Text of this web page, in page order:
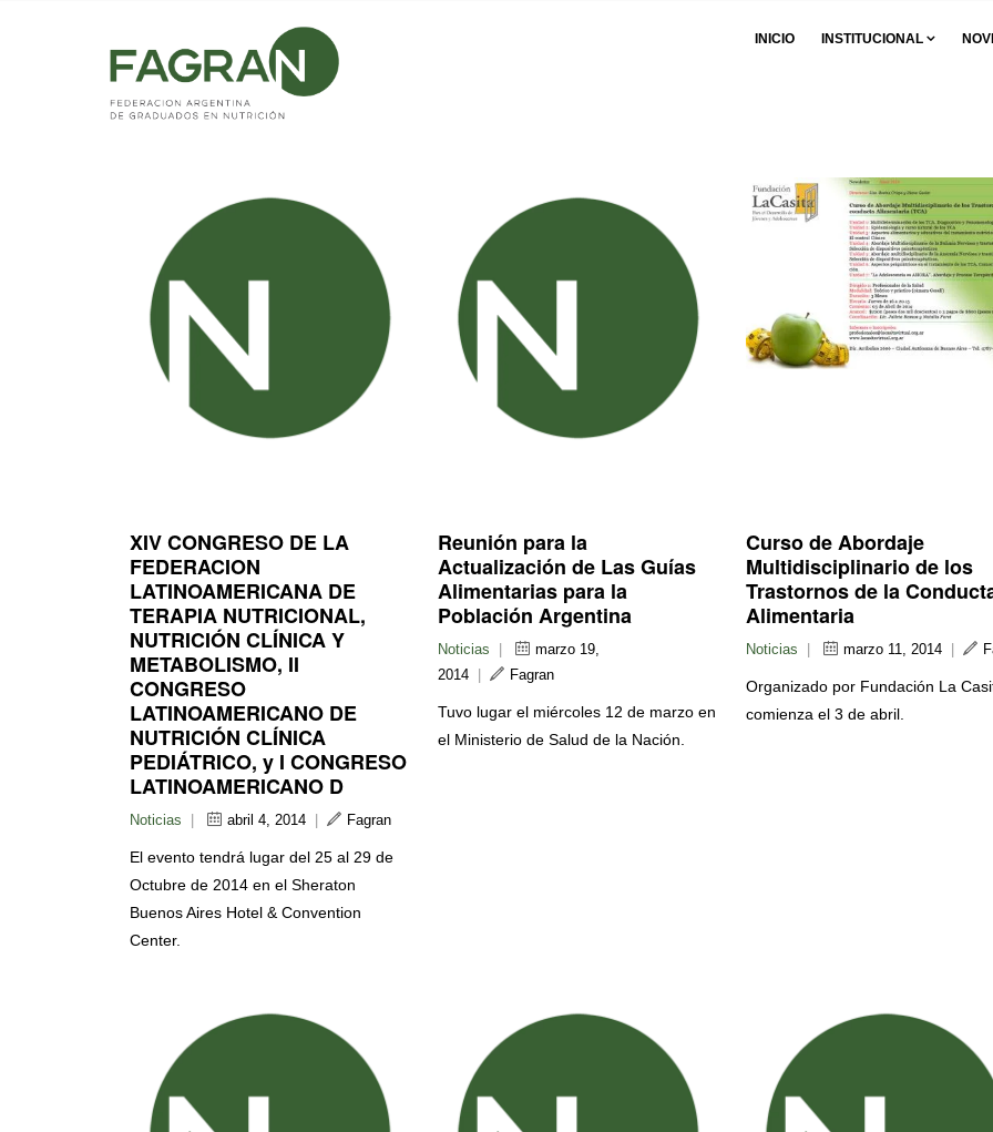
INICIO INSTITUCIONAL
Home Articles posted by Fagran (: Page 35)
XIV CONGRESO DE LA
FEDERACION
LATINOAMERICANA DE
TERAPIA NUTRICIONAL,
NUTRICIÓN CLÍNICA Y
METABOLISMO, II
CONGRESO
LATINOAMERICANO DE
NUTRICIÓN CLÍNICA
PEDIÁTRICO, y I CONGRESO
LATINOAMERICANO D
Noticias abril 4, 2014 Fagran
El evento tendrá lugar del 25 al 29 de
Octubre de 2014 en el Sheraton
Buenos Aires Hotel & Convention
Center.
Reunión para la
Actualización de Las Guías
Alimentarias para la
Población Argentina
Noticias
marzo 19,
2014| Fagran
Tuvo lugar el miércoles 12 de marzo en
el Ministerio de Salud de la Nación.
Curso de Abordaje
Multidisciplinario de los
Trastornos de la
Alimentaria
Noticias marzo 11, 2014|
Organizado por Fundación La
comienza el 3 de abril.